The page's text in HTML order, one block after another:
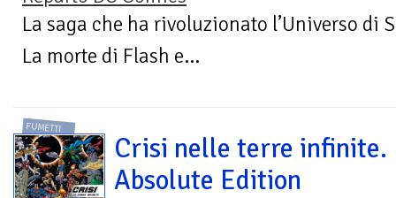
La saga che ha rivoluzionato l’Universo di
La morte di Flash e...
FUMETTI
Crisi nelle terre infinite.
Absolute Edition